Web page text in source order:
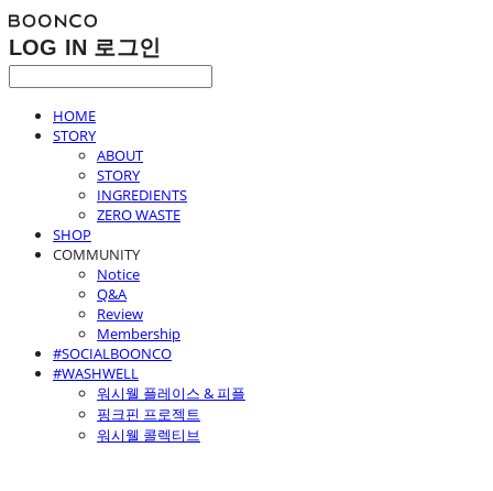
LOG IN 로그인
HOME
STORY
ABOUT
STORY
INGREDIENTS
ZERO WASTE
SHOP
COMMUNITY
Notice
Q&A
Review
Membership
#SOCIALBOONCO
#WASHWELL
워시웰 플레이스 & 피플
핑크핀 프로젝트
워시웰 콜렉티브